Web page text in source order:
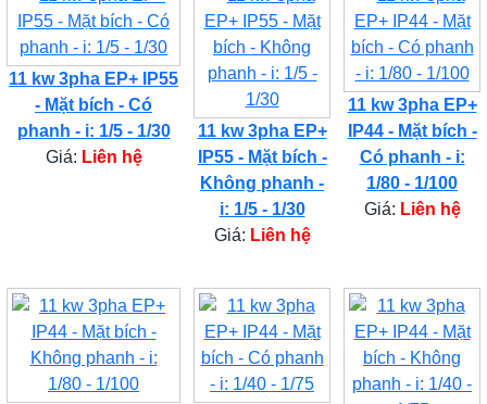
11 kw 3pha EP+ IP55
- Mặt bích - Có
phanh - i: 1/5 - 1/30
Giá: Liên hệ
11 kw 3pha EP+
IP55 - Mặt bích -
Không phanh -
i: 1/5 - 1/30
Giá: Liên hệ
11 kw 3pha EP+
IP44 - Mặt bích -
Có phanh - i:
1/80 - 1/100
Giá: Liên hệ